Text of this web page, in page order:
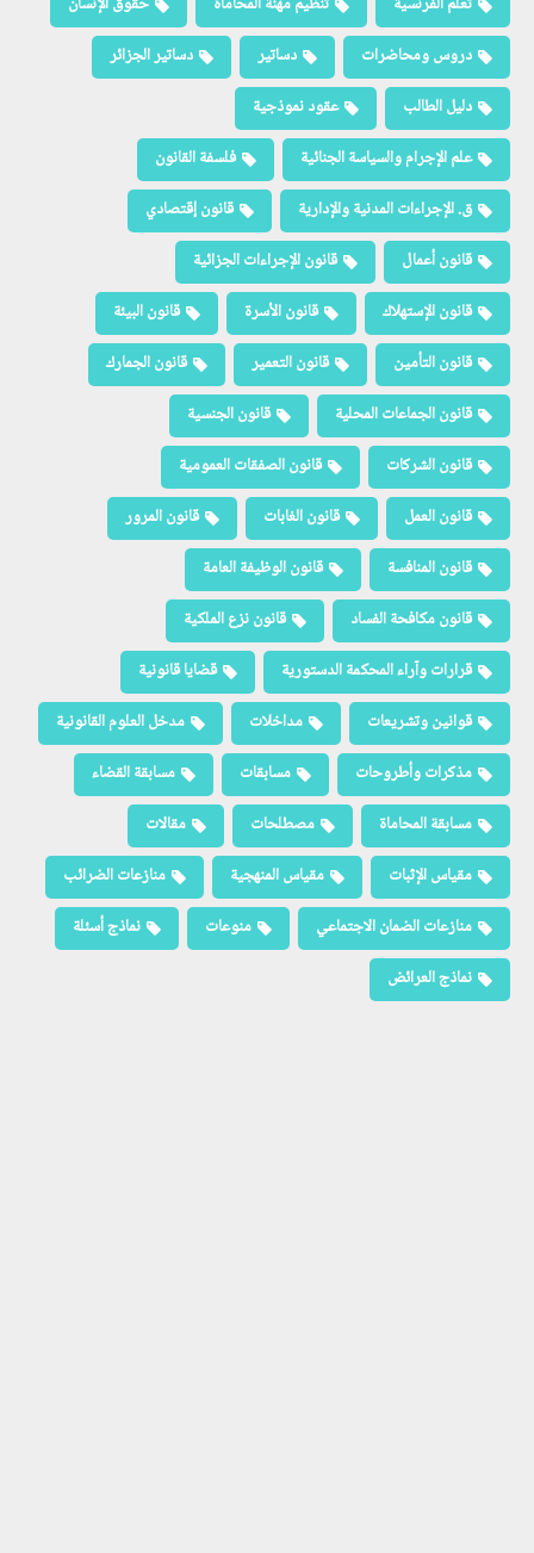
دروس ومحاضرات
دساتير
دساتير الجزائر
دليل الطالب
عقود نموذجية
علم الإجرام والسياسة الجنائية
فلسفة القانون
ق. الإجراءات المدنية والإدارية
قانون إقتصادي
قانون أعمال
قانون الإجراءات الجزائية
قانون الإستهلاك
قانون الأسرة
قانون البيئة
قانون التأمين
قانون التعمير
قانون الجمارك
قانون الجماعات المحلية
قانون الجنسية
قانون الشركات
قانون الصفقات العمومية
قانون العمل
قانون الغابات
قانون المرور
قانون المنافسة
قانون الوظيفة العامة
قانون مكافحة الفساد
قانون نزع الملكية
قرارات وآراء المحكمة الدستورية
قضايا قانونية
قوانين وتشريعات
مداخلات
مدخل العلوم القانونية
مذكرات وأطروحات
مسابقات
مسابقة القضاء
مسابقة المحاماة
مصطلحات
مقالات
مقياس الإثبات
مقياس المنهجية
منازعات الضرائب
منازعات الضمان الاجتماعي
منوعات
نماذج أسئلة
نماذج العرائض